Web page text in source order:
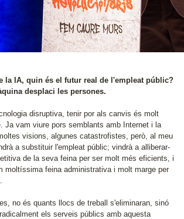
la IA, quin és el futur real de l'empleat públic?
desplaci les persones.
disruptiva, tenir por als canvis és molt
Ja vam viure pors semblants amb Internet i la
visions, algunes catastrofistes, però, al meu
a substituir l'empleat públic; vindrà a alliberar-
de la seva feina per ser molt més eficients, i
moltíssima feina administrativa i molt marge per
no és quants llocs de treball s'eliminaran, sinó
els serveis públics amb aquesta